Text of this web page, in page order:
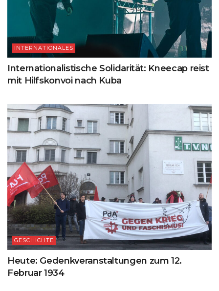
INTERNATIONALES
Internationalistische Solidarität: Kneecap reist
mit Hilfskonvoi nach Kuba
GESCHICHTE
Heute: Gedenkveranstaltungen zum 12.
Februar 1934